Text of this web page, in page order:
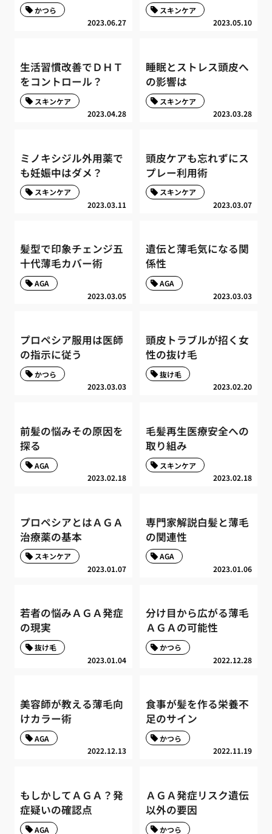
2023.06.27
かつら
2023.05.10
スキンケア
生活習慣改善でＤＨＴ
をコントロール？
2023.04.28
スキンケア
睡眠とストレス頭皮へ
の影響は
2023.03.28
スキンケア
ミノキシジル外用薬で
も妊娠中はダメ？
2023.03.11
スキンケア
頭皮ケアも忘れずにス
プレー利用術
2023.03.07
スキンケア
髪型で印象チェンジ五
十代薄毛カバー術
2023.03.05
AGA
遺伝と薄毛気になる関
係性
2023.03.03
AGA
プロペシア服用は医師
の指示に従う
2023.03.03
かつら
頭皮トラブルが招く女
性の抜け毛
2023.02.20
抜け毛
前髪の悩みその原因を
探る
2023.02.18
AGA
毛髪再生医療安全への
取り組み
2023.02.18
スキンケア
プロペシアとはＡＧＡ
治療薬の基本
2023.01.07
スキンケア
専門家解説白髪と薄毛
の関連性
2023.01.06
AGA
若者の悩みＡＧＡ発症
の現実
2023.01.04
抜け毛
分け目から広がる薄毛
ＡＧＡの可能性
2022.12.28
かつら
美容師が教える薄毛向
けカラー術
2022.12.13
AGA
食事が髪を作る栄養不
足のサイン
2022.11.19
かつら
もしかしてＡＧＡ？発
症疑いの確認点
AGA
ＡＧＡ発症リスク遺伝
以外の要因
かつら